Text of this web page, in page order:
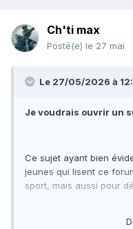
Ch'ti max
Posté(e) le 27 mai
Le 27/05/2026 à
Je voudrais ouvrir un
Ce sujet ayant bien
jeunes qui lisent ce
sport, mais aussi pour
intervenus en France